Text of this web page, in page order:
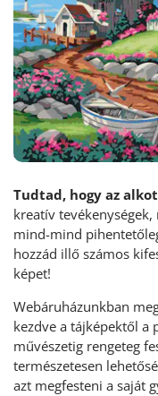
Tudtad, hogy az
kreatív
mind-mind
hozzád illő számos
képet!
Webáruházunkban
kezdve a tájképektől a
művészetig rengeteg
természetesen
azt megfesteni a saját